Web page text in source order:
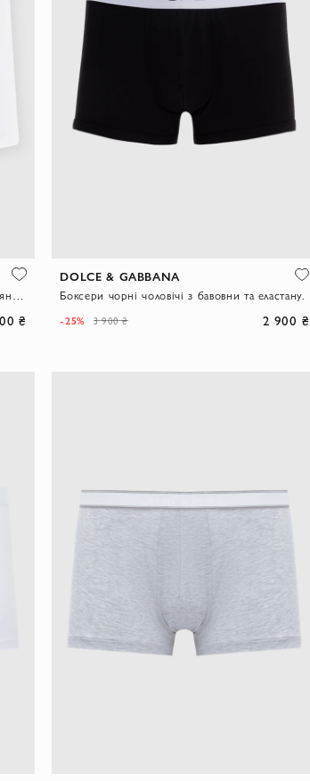
Боксери білі стандартного крою з бавовняного джерсі
₴
DOLCE & GABBANA
Боксери чорні чоловічі з бавовни та еластану.
-25% 3 900 ₴ 2 900 ₴